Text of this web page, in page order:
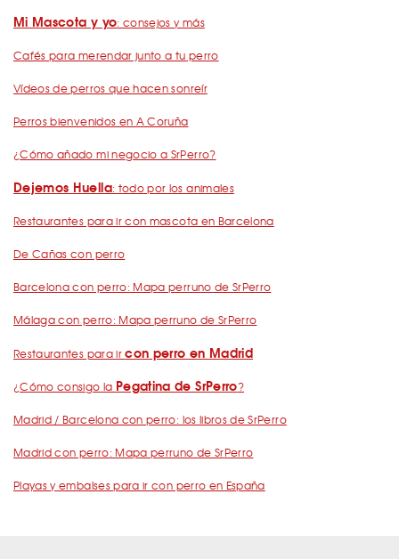
Mi Mascota y yo: consejos y más
Cafés para merendar junto a tu perro
Vídeos de perros que hacen sonreír
Perros bienvenidos en A Coruña
¿Cómo añado mi negocio a SrPerro?
Dejemos Huella: todo por los animales
Restaurantes para ir con mascota en Barcelona
De Cañas con perro
Barcelona con perro: Mapa perruno de SrPerro
Málaga con perro: Mapa perruno de SrPerro
Restaurantes para ircon perro en Madrid
¿Cómo consigo la Pegatina de SrPerro?
Madrid / Barcelona con perro: los libros de SrPerro
Madrid con perro: Mapa perruno de SrPerro
Playas y embalses para ir con perro en España